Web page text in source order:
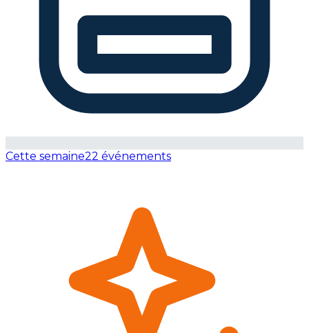
Cette semaine22 événements